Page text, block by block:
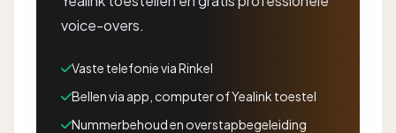
voice-overs.
Vaste telefonie via Rinkel
Bellen via app, computer of Yealink toestel
Nummerbehoud en overstapbegeleiding